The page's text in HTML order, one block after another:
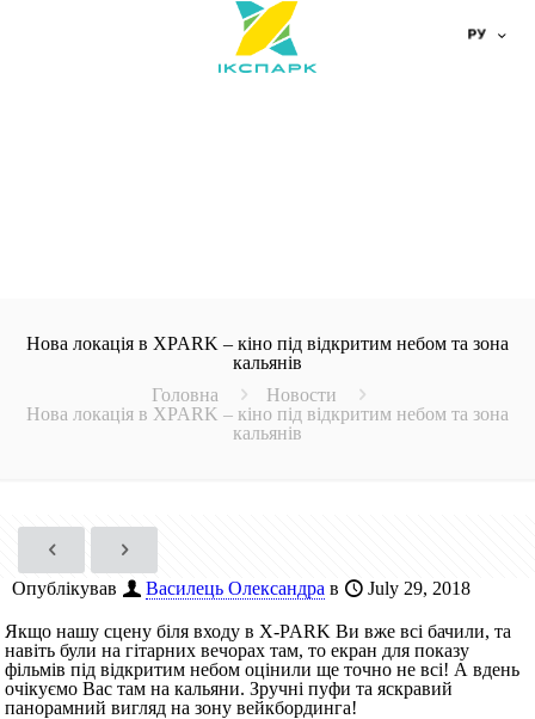
Нова локація в XPARK – кіно під відкритим небом та зона
кальянів
Головна
Новости
Нова локація в XPARK – кіно під відкритим небом та зона
кальянів
Опублікував Василець Олександра в July 29, 2018
Якщо нашу сцену біля входу в Х-PARK Ви вже всі бачили, та
навіть були на гітарних вечорах там, то екран для показу
фільмів під відкритим небом оцінили ще точно не всі! А вдень
очікуємо Вас там на кальяни. Зручні пуфи та яскравий
панорамний вигляд на зону вейкбординга!